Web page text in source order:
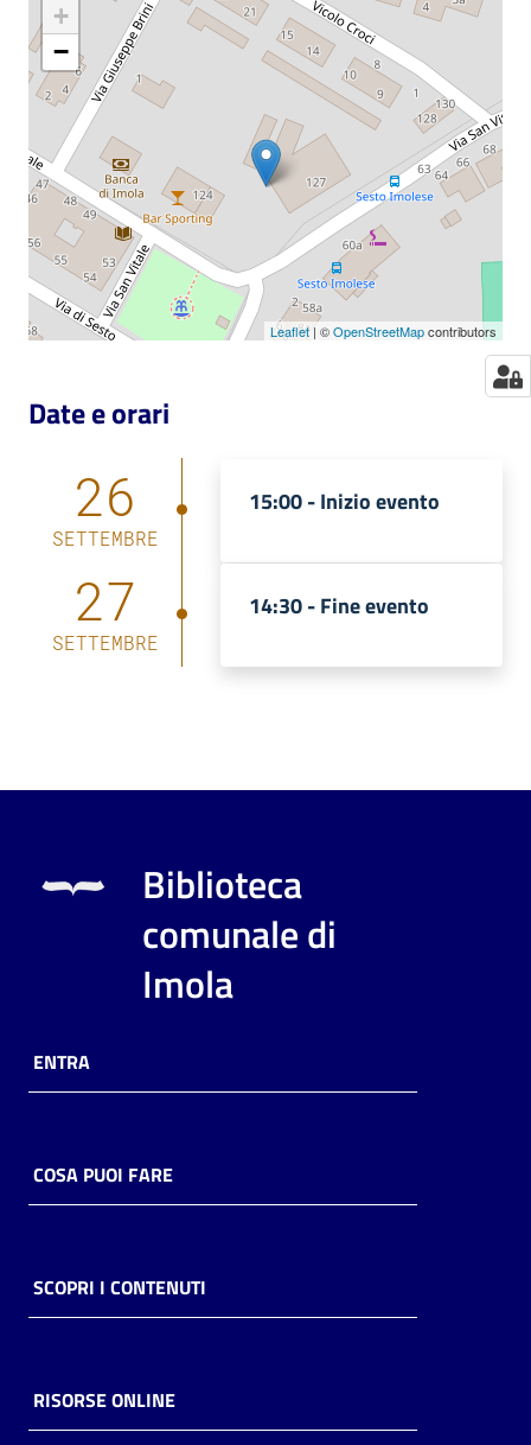
Avvisi
Orari
+
−
Leaflet | ©OpenStreetMapcontributors
Date e orari
26
SETTEMBRE
15:00 -Inizio evento
27
SETTEMBRE
14:30 -Fine evento
Biblioteca
comunale di
Imola
ENTRA
COSA PUOI FARE
SCOPRI I CONTENUTI
RISORSE ONLINE